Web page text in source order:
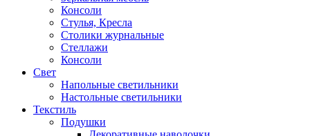
Консоли
Стулья, Кресла
Столики журнальные
Стеллажи
Консоли
Свет
Напольные светильники
Настольные светильники
Текстиль
Подушки